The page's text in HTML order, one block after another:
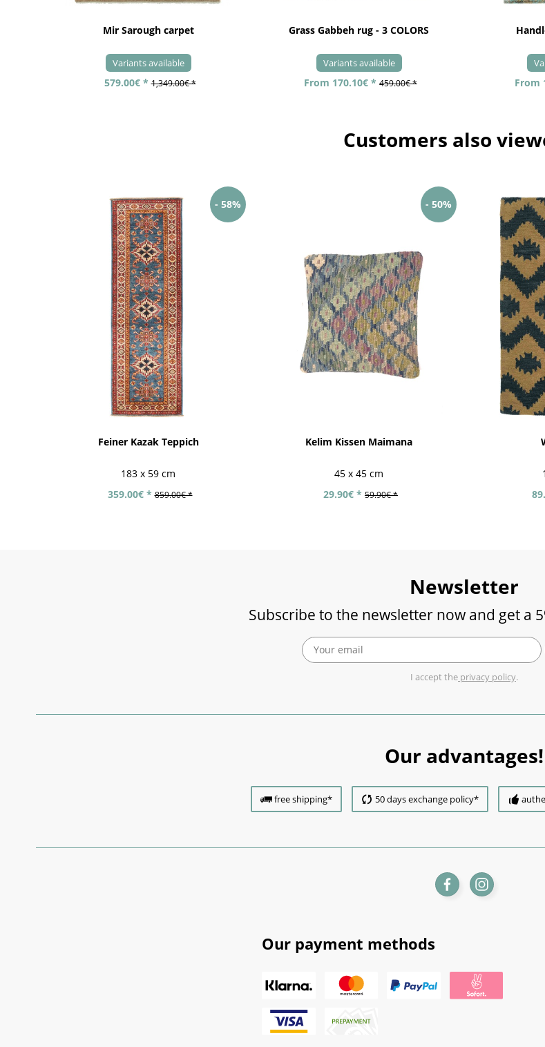
Mir Sarough carpet
Variants available
579.00€ * 1,349.00€ *
Grass Gabbeh rug - 3 COLORS
Variants available
From 170.10€ * 459.00€ * From
Customers also
- 58%
Feiner Kazak Teppich
183 x 59 cm
359.00€ * 859.00€ *
- 50%
Kelim Kissen Maimana
45 x 45 cm
29.90€ * 59.90€ *
Newsletter
Subscribe to the newsletter now and get a
I accept the privacy policy.
Our advantages!
free shipping* 50 days exchange policy*
Our payment methods